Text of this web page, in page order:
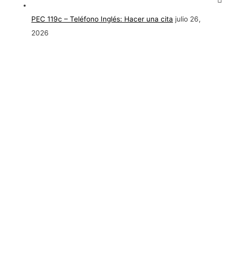
PEC 119c – Teléfono Inglés: Hacer una cita julio 26,
2026